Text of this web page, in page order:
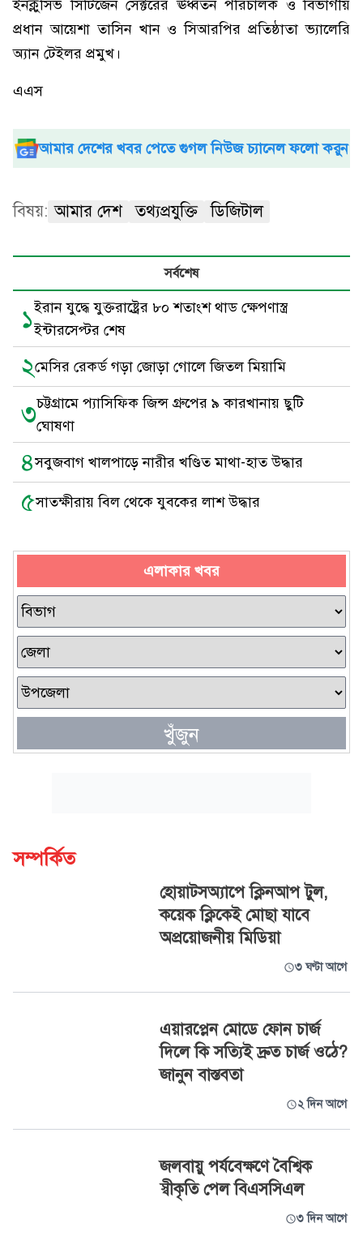
ইনক্লুসিভ সিটিজেন সেক্টরের ঊর্ধ্বতন পরিচালক ও বিভাগীয়
প্রধান আয়েশা তাসিন খান ও সিআরপির প্রতিষ্ঠাতা ভ্যালেরি
অ্যান টেইলর প্রমুখ।
এএস
আমার দেশের খবর পেতে গুগল নিউজ চ্যানেল ফলো করুন
বিষয়: আমার দেশ তথ্যপ্রযুক্তি ডিজিটাল
সর্বশেষ
১ইরান যুদ্ধে যুক্তরাষ্ট্রের ৮০ শতাংশ থাড ক্ষেপণাস্ত্র
ইন্টারসেপ্টর শেষ
২মেসির রেকর্ড গড়া জোড়া গোলে জিতল মিয়ামি
৩চট্টগ্রামে প্যাসিফিক জিন্স গ্রুপের ৯ কারখানায় ছুটি
ঘোষণা
৪সবুজবাগ খালপাড়ে নারীর খণ্ডিত মাথা-হাত উদ্ধার
৫সাতক্ষীরায় বিল থেকে যুবকের লাশ উদ্ধার
এলাকার খবর
খুঁজুন
সম্পর্কিত
হোয়াটসঅ্যাপে ক্লিনআপ টুল,
কয়েক ক্লিকেই মোছা যাবে
অপ্রয়োজনীয় মিডিয়া
৩ ঘণ্টা আগে
এয়ারপ্লেন মোডে ফোন চার্জ
দিলে কি সত্যিই দ্রুত চার্জ ওঠে?
জানুন বাস্তবতা
২ দিন আগে
জলবায়ু পর্যবেক্ষণে বৈশ্বিক
স্বীকৃতি পেল বিএসসিএল
৩ দিন আগে